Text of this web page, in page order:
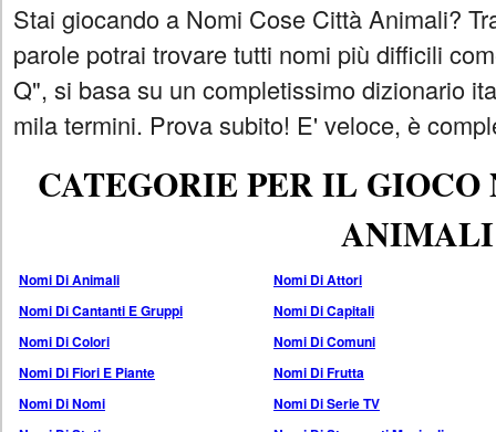
Stai giocando a Nomi Cose Città Animali?
parole potrai trovare tutti nomi più difficili
Q", si basa su un completissimo dizionario
mila termini. Prova subito! E' veloce, è
CATEGORIE PER IL
ANIMALI
Nomi Di Animali
Nomi Di Attori
Nomi Di Cantanti E Gruppi
Nomi Di Capitali
Nomi Di Colori
Nomi Di Comuni
Nomi Di Fiori E Piante
Nomi Di Frutta
Nomi Di Nomi
Nomi Di Serie TV